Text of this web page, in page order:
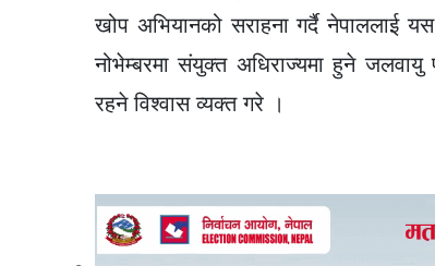
खोप अभियानको सराहना गर्दै नेपाललाई
नोभेम्बरमा संयुक्त अधिराज्यमा हुने
रहने विश्वास व्यक्त गरे ।